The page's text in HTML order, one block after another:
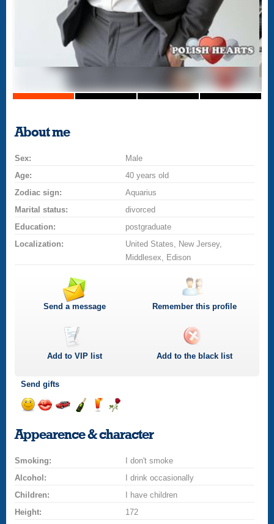
About me
Sex:
Male
Age:
40 years old
Zodiac sign:
Aquarius
Marital status:
divorced
Education:
postgraduate
Localization:
United States, New Jersey,
Middlesex, Edison
Send a message Remember this profile
Add toVIP list Add to the black list
Send gifts
a
smilekissa
champagne
a
drink
a
rose
Appearence & character
Smoking:
I don't smoke
Alcohol:
I drink occasionally
Children:
I have children
Height:
172